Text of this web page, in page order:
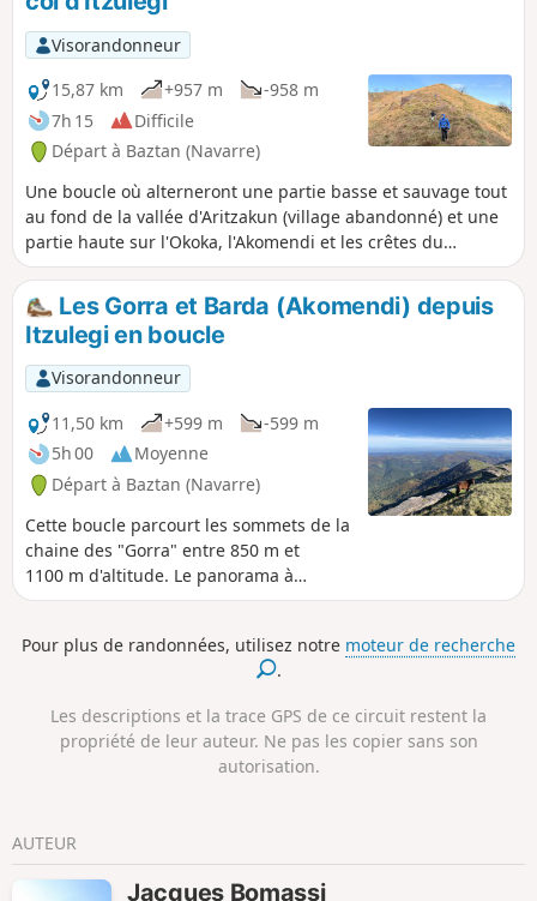
Visorandonneur
15,87 km
+957 m
-958 m
7h 15
Difficile
Départ à Baztan (Navarre)
Une boucle où alterneront une partie basse et sauvage tout
au fond de la vallée d'Aritzakun (village abandonné) et une
partie haute sur l'Okoka, l'Akomendi et les crêtes du
Goramakil. Le chemin rejoint ensuite le départ au col
d'ItzulegiLes Gorra et Barda (Akomendi) depuis
Itzulegi en boucle
Visorandonneur
11,50 km
+599 m
-599 m
5h 00
Moyenne
Départ à Baztan (Navarre)
Cette boucle parcourt les sommets de la
chaine des "Gorra" entre 850 m et
1100 m d'altitude. Le panorama à
360°sur les crêtes est un florilège des
du Baztan (Alkurruntz, Autza), la chaine
de l'Iparla, les collines verdoyantes du
Sare avec... la Rhune. Le sentier du
retour par l'Ouest traverse une belle
forêt de chênes et de pins et plusieurs
Pour plus de randonnées, utilisez notre moteur de recherche
.
Les descriptions et la trace GPS de ce circuit restent la
propriété de leur auteur. Ne pas les copier sans son
autorisation.
AUTEUR
Jacques Bomassi